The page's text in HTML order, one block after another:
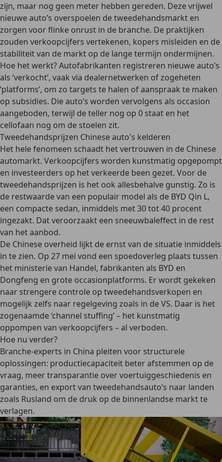
zijn, maar nog geen meter hebben gereden. Deze vrijwel
nieuwe auto’s overspoelen de tweedehandsmarkt en
zorgen voor flinke onrust in de branche. De praktijken
zouden verkoopcijfers vertekenen, kopers misleiden en de
stabiliteit van de markt op de lange termijn ondermijnen.
Hoe het werkt? Autofabrikanten registreren nieuwe auto’s
als ‘verkocht’, vaak via dealernetwerken of zogeheten
‘platforms’, om zo targets te halen of aanspraak te maken
op subsidies. Die auto’s worden vervolgens als occasion
aangeboden, terwijl de teller nog op 0 staat en het
cellofaan nog om de stoelen zit.
Tweedehandsprijzen Chinese auto's kelderen
Het hele fenomeen schaadt het vertrouwen in de Chinese
automarkt. Verkoopcijfers worden kunstmatig opgepompt
en investeerders op het verkeerde been gezet. Voor de
tweedehandsprijzen is het ook allesbehalve gunstig. Zo is
de restwaarde van een populair model als de BYD Qin L,
een compacte sedan, inmiddels met 30 tot 40 procent
ingezakt. Dat veroorzaakt een sneeuwbaleffect in de rest
van het aanbod.
De Chinese overheid lijkt de ernst van de situatie inmiddels
in te zien. Op 27 mei vond een spoedoverleg plaats tussen
het ministerie van Handel, fabrikanten als BYD en
Dongfeng en grote occasionplatforms. Er wordt gekeken
naar strengere controle op tweedehandsverkopen en
mogelijk zelfs naar regelgeving zoals in de VS. Daar is het
zogenaamde ‘channel stuffing’ – het kunstmatig
oppompen van verkoopcijfers – al verboden.
Hoe nu verder?
Branche-experts in China pleiten voor structurele
oplossingen: productiecapaciteit beter afstemmen op de
vraag, meer transparantie over voertuiggeschiedenis en
garanties, en export van tweedehandsauto’s naar landen
zoals Rusland om de druk op de binnenlandse markt te
verlagen.